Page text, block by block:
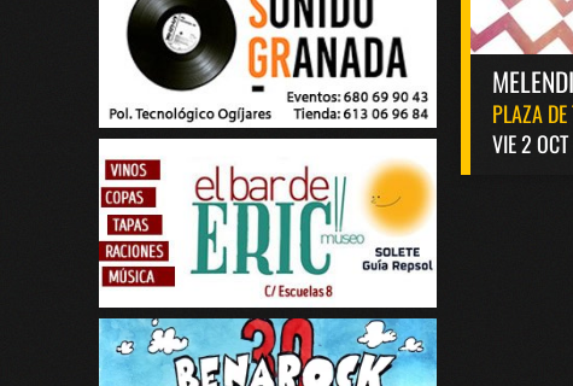
MELENDI
PLAZA
VIE 2